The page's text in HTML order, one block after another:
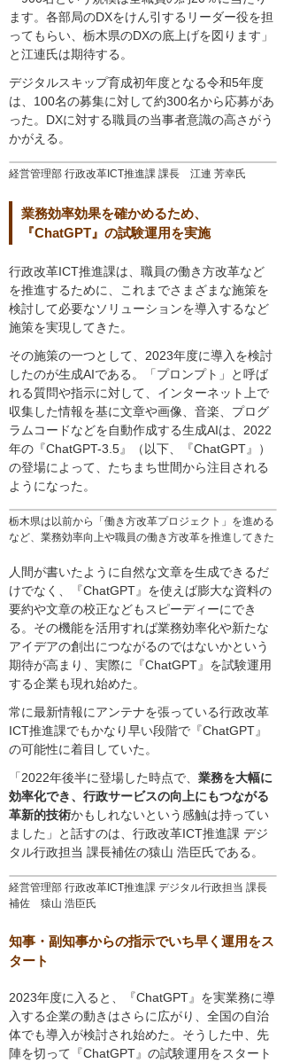
経営管理部 行政改革ICT推進課 課長 江連 芳幸氏
ます。各部局のDXをけん引するリーダー役を担
ってもらい、栃木県のDXの底上げを図ります」
と江連氏は期待する。
デジタルスキップ育成初年度となる令和5年度
は、100名の募集に対して約300名から応募があ
った。DXに対する職員の当事者意識の高さがう
かがえる。
業務効率効果を確かめるため、
『ChatGPT』の試験運用を実施
栃木県は以前から「働き方改革プロジェクト」を進める
など、業務効率向上や職員の働き方改革を推進してきた
行政改革ICT推進課は、職員の働き方改革など
を推進するために、これまでさまざまな施策を
検討して必要なソリューションを導入するなど
施策を実現してきた。
その施策の一つとして、2023年度に導入を検討
したのが生成AIである。「プロンプト」と呼ば
れる質問や指示に対して、インターネット上で
収集した情報を基に文章や画像、音楽、プログ
ラムコードなどを自動作成する生成AIは、2022
年の『ChatGPT-3.5』（以下、『ChatGPT』）
の登場によって、たちまち世間から注目される
ようになった。
経営管理部 行政改革ICT推進課 デジタル行政担当 課長
補佐 猿山 浩臣氏
人間が書いたように自然な文章を生成できるだ
けでなく、『ChatGPT』を使えば膨大な資料の
要約や文章の校正などもスピーディーにでき
る。その機能を活用すれば業務効率化や新たな
アイデアの創出につながるのではないかという
期待が高まり、実際に『ChatGPT』を試験運用
する企業も現れ始めた。
常に最新情報にアンテナを張っている行政改革
ICT推進課でもかなり早い段階で『ChatGPT』
の可能性に着目していた。
「2022年後半に登場した時点で、 業務を大幅に
効率化でき、行政サービスの向上にもつながる
革新的技術かもしれないという感触は持ってい
ました」と話すのは、行政改革ICT推進課 デジ
タル行政担当 課長補佐の猿山 浩臣氏である。
知事・副知事からの指示でいち早く運用をス
タート
2023年度に入ると、『ChatGPT』を実業務に導
入する企業の動きはさらに広がり、全国の自治
体でも導入が検討され始めた。そうした中、先
陣を切って『ChatGPT』の試験運用をスタート